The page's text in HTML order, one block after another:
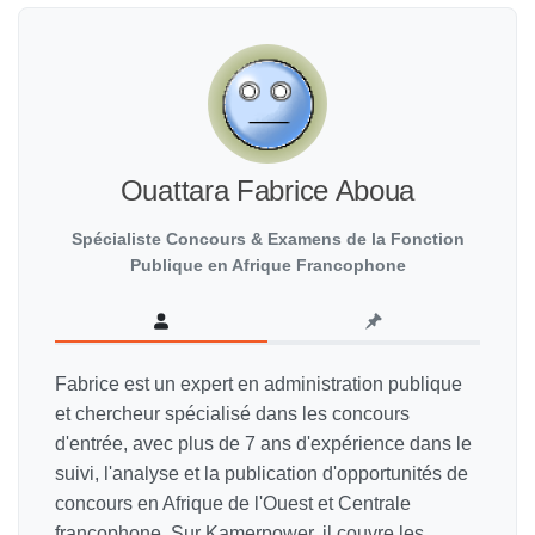
Ouattara Fabrice Aboua
Spécialiste Concours & Examens de la Fonction
Publique en Afrique Francophone
Fabrice est un expert en administration publique
et chercheur spécialisé dans les concours
d'entrée, avec plus de 7 ans d'expérience dans le
suivi, l'analyse et la publication d'opportunités de
concours en Afrique de l'Ouest et Centrale